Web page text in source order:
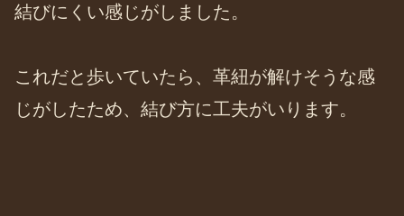
結びにくい感じがしました。
これだと歩いていたら、革紐が解けそうな感
じがしたため、結び方に工夫がいります。